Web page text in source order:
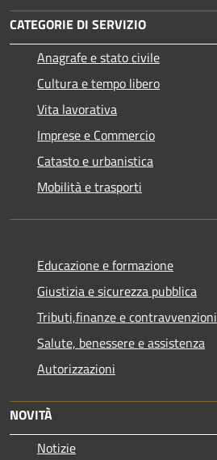
CATEGORIE DI SERVIZIO
Anagrafe e stato civile
Cultura e tempo libero
Vita lavorativa
Imprese e Commercio
Catasto e urbanistica
Mobilità e trasporti
Educazione e formazione
Giustizia e sicurezza pubblica
Tributi,finanze e contravvenzioni
Salute, benessere e assistenza
Autorizzazioni
NOVITÀ
Notizie